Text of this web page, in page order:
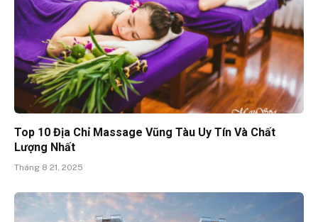
Top 10 Địa Chỉ Massage Vũng Tàu Uy Tín Và Chất
Lượng Nhất
Tháng 8 21, 2025